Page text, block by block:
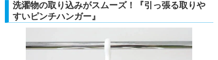
洗濯物の取り込みがスムーズ！『引っ張る取りや
すいピンチハンガー』